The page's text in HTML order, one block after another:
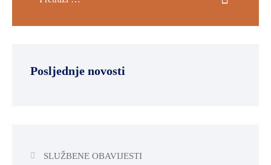
Posljednje novosti
SLUŽBENE OBAVIJESTI